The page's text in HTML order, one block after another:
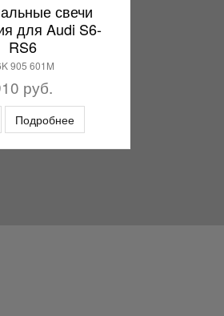
свечи
для Audi S6-
RS6
905 601M
руб.
Подробнее